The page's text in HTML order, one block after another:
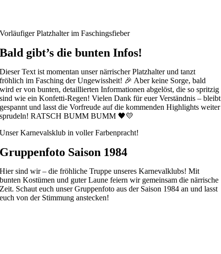
Vorläufiger Platzhalter im Faschingsfieber
Bald gibt’s die bunten Infos!
Dieser Text ist momentan unser närrischer Platzhalter und tanzt
fröhlich im Fasching der Ungewissheit! 🎉 Aber keine Sorge, bald
wird er von bunten, detaillierten Informationen abgelöst, die so spritzig
sind wie ein Konfetti-Regen! Vielen Dank für euer Verständnis – bleibt
gespannt und lasst die Vorfreude auf die kommenden Highlights weiter
sprudeln! RATSCH BUMM BUMM 🖤💛
Unser Karnevalsklub in voller Farbenpracht!
Gruppenfoto Saison 1984
Hier sind wir – die fröhliche Truppe unseres Karnevalklubs! Mit
bunten Kostümen und guter Laune feiern wir gemeinsam die närrische
Zeit. Schaut euch unser Gruppenfoto aus der Saison 1984 an und lasst
euch von der Stimmung anstecken!